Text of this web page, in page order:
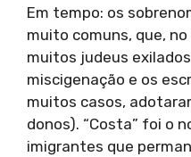
Em tempo: os
muito comuns, que,
muitos judeus
miscigenação e os
muitos casos,
donos). “Costa” foi o
imigrantes que